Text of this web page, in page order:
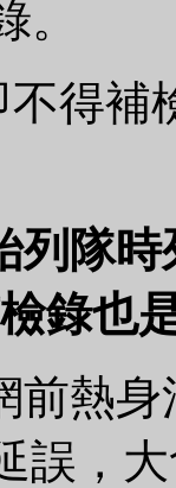
。
不得補
列隊
錄也
前熱
誤，